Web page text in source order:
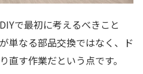
で最初に考えるべきこと
単なる部品交換ではなく、ド
直す作業だという点です。